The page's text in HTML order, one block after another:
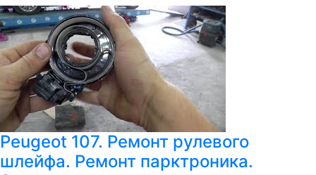
Peugeot 107. Ремонт рулевого
шлейфа. Ремонт парктроника.